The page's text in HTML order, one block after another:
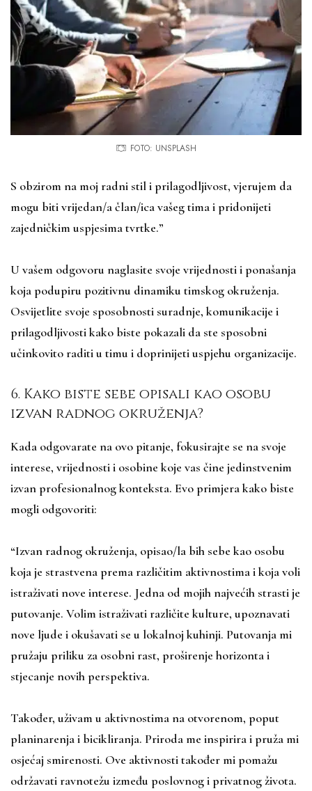
FOTO: UNSPLASH
S obzirom na moj radni stil i prilagodljivost, vjerujem da
mogu biti vrijedan/a član/ica vašeg tima i pridonijeti
zajedničkim uspjesima tvrtke.”
U vašem odgovoru naglasite svoje vrijednosti i ponašanja
koja podupiru pozitivnu dinamiku timskog okruženja.
Osvijetlite svoje sposobnosti suradnje, komunikacije i
prilagodljivosti kako biste pokazali da ste sposobni
učinkovito raditi u timu i doprinijeti uspjehu organizacije.
6. Kako biste sebe opisali kao osobu
izvan radnog okruženja?
Kada odgovarate na ovo pitanje, fokusirajte se na svoje
interese, vrijednosti i osobine koje vas čine jedinstvenim
izvan profesionalnog konteksta. Evo primjera kako biste
mogli odgovoriti:
“Izvan radnog okruženja, opisao/la bih sebe kao osobu
koja je strastvena prema različitim aktivnostima i koja voli
istraživati nove interese. Jedna od mojih najvećih strasti je
putovanje. Volim istraživati različite kulture, upoznavati
nove ljude i okušavati se u lokalnoj kuhinji. Putovanja mi
pružaju priliku za osobni rast, proširenje horizonta i
stjecanje novih perspektiva.
Također, uživam u aktivnostima na otvorenom, poput
planinarenja i bicikliranja. Priroda me inspirira i pruža mi
osjećaj smirenosti. Ove aktivnosti također mi pomažu
održavati ravnotežu između poslovnog i privatnog života.